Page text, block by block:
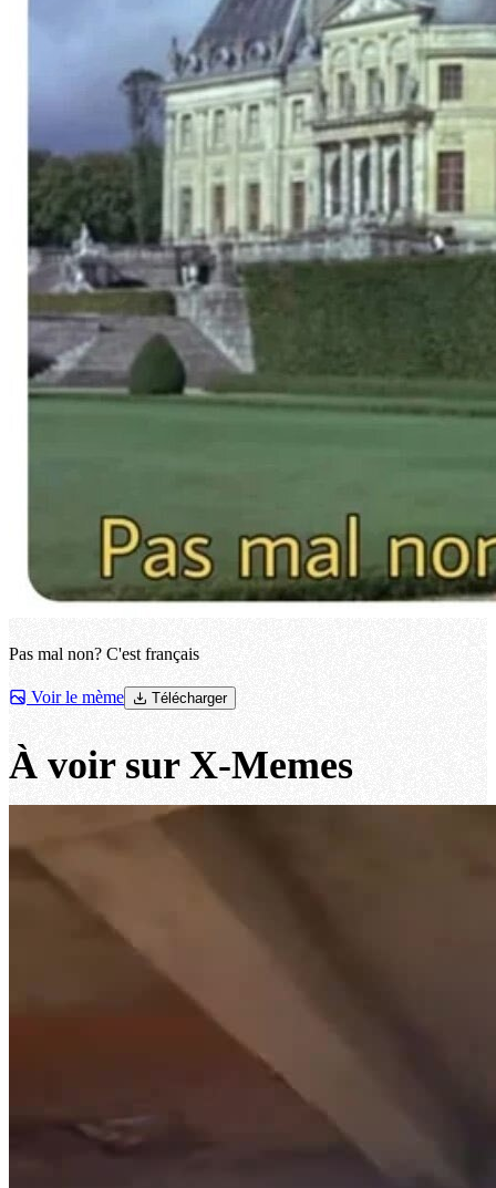
Pas mal non? C'est français
Voir le mème Télécharger
À voir sur X-Memes